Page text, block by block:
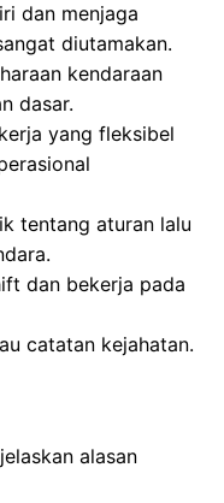
dan menjaga
diutamakan.
kendaraan
dasar.
yang fleksibel
tentang aturan lalu
dan bekerja pada
catatan kejahatan.
alasan